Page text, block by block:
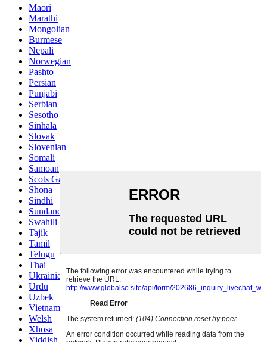
Maori
Marathi
Mongolian
Burmese
Nepali
Norwegian
Pashto
Persian
Punjabi
Serbian
Sesotho
Sinhala
Slovak
Slovenian
Somali
Samoan
Scots Gaelic
Shona
Sindhi
Sundanese
Swahili
Tajik
Tamil
Telugu
Thai
Ukrainian
Urdu
Uzbek
Vietnamese
Welsh
Xhosa